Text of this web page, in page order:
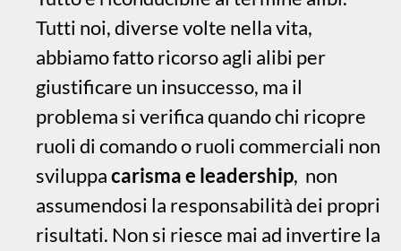
Tutti noi, diverse volte nella vita,
abbiamo fatto ricorso agli alibi per
giustificare un insuccesso, ma il
problema si verifica quando chi ricopre
ruoli di comando o ruoli commerciali non
sviluppacarisma e leadership, non
assumendosi la responsabilità dei propri
risultati. Non si riesce mai ad invertire la